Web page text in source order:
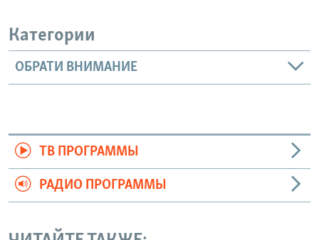
Категории
ОБРАТИ ВНИМАНИЕ
ТВ ПРОГРАММЫ
РАДИО ПРОГРАММЫ